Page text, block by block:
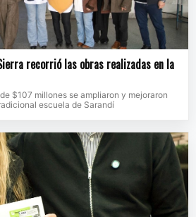
recorrió las obras realizadas en la
$107 millones se ampliaron y mejoraron
escuela de Sarandí